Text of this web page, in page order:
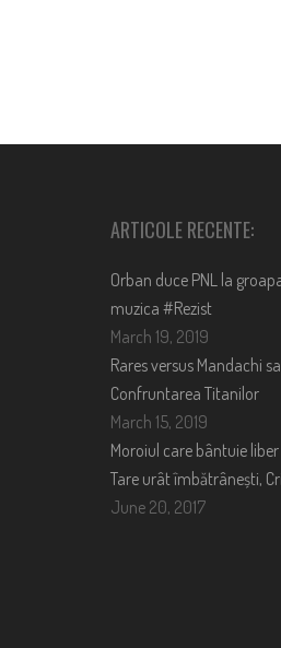
ARTICOLE RECENTE:
Orban duce PNL la
muzica #Rezist
March 19, 2019
Rares versus Mandachi
Confruntarea Titanilor
March 15, 2019
Moroiul care bântuie liber
Tare urât îmbătrânești,
June 20, 2017